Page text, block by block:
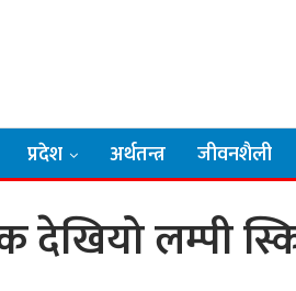
प्रदेश अर्थतन्त्र जीवनशैली
देखियो लम्पी